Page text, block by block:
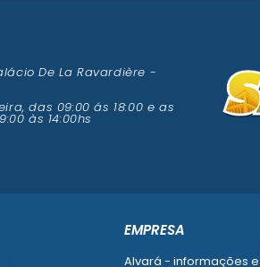
EMPRESA
Alvará - informações e
De La Ravardière -
das 09:00 ás 18:00 e as
às 14:00hs